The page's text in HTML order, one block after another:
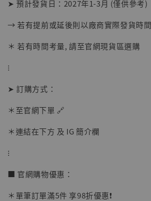
【店內現貨】海賊王 系列蒐藏
NT$ 1,870
➤ 預計發貨日：2027年1-3月 (僅供參考)
→ 若有提前或延後則以廠商實際發貨時
＊ 若有時間考量, 請至官網現貨區選購
⁝
➤ 訂購方式：
＊至官網下單 🔗
＊連結在下方 及 IG 簡介欄
⁝
■ 官網購物優惠：
＊單筆訂單滿5件 享98折優惠❗️